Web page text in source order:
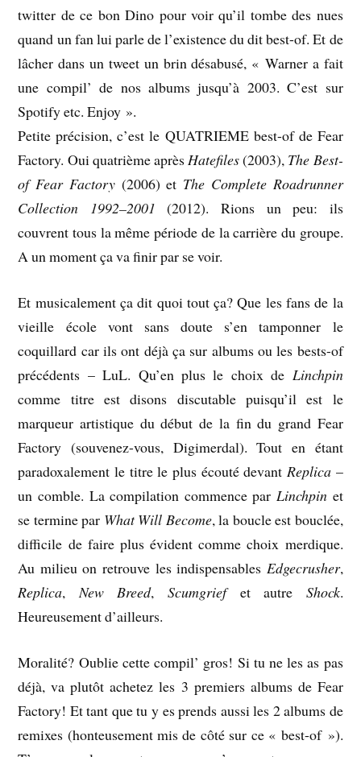
twitter de ce bon Dino pour voir qu’il tombe des nues
quand un fan lui parle de l’existence du dit best-of. Et de
lâcher dans un tweet un brin désabusé, « Warner a fait
une compil’ de nos albums jusqu’à 2003. C’est sur
Spotify etc. Enjoy ».
Petite précision, c’est le QUATRIEME best-of de Fear
Factory. Oui quatrième aprèsHatefiles(2003), The Best-
of Fear Factory(2006) et The Complete Roadrunner
Collection 1992–2001 (2012). Rions un peu: ils
couvrent tous la même période de la carrière du groupe.
A un moment ça va finir par se voir.
Et musicalement ça dit quoi tout ça? Que les fans de la
vieille école vont sans doute s’en tamponner le
coquillard car ils ont déjà ça sur albums ou les bests-of
précédents – LuL. Qu’en plus le choix de Linchpin
comme titre est disons discutable puisqu’il est le
marqueur artistique du début de la fin du grand Fear
Factory (souvenez-vous, Digimerdal). Tout en étant
paradoxalement le titre le plus écouté devant Replica–
un comble. La compilation commence parLinchpin et
se termine par What Will Become, la boucle est bouclée,
difficile de faire plus évident comme choix merdique.
Au milieu on retrouve les indispensables Edgecrusher,
Replica,New Breed,Scumgriefet autre Shock.
Heureusement d’ailleurs.
Moralité? Oublie cette compil’ gros! Si tu ne les as pas
déjà, va plutôt achetez les 3 premiers albums de Fear
Factory! Et tant que tu y es prends aussi les 2 albums de
remixes (honteusement mis de côté sur ce « best-of »).